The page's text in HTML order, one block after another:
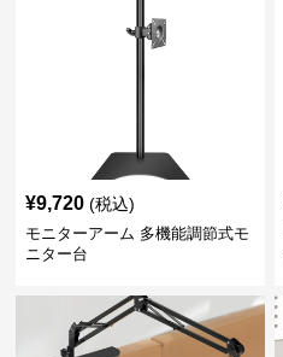
¥9,720 (税込)
モニターアーム 多機能調節式モ
ニター台